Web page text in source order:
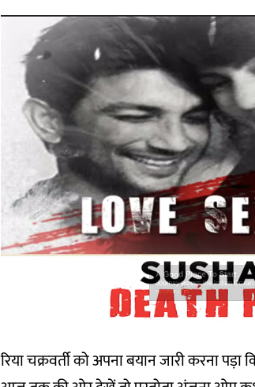
रिया चक्रवर्ती को अपनाबयानजारी करना पड़ा